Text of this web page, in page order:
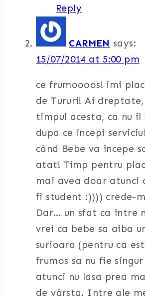
Reply
CARMEN says:
15/07/2014 at 5:00 pm
ce frumoooos! imi
de Tururi! Ai
timpul acesta, ca nu il
dupa ce incepi
când Bebe va începe
atat! Timp pentru
mai avea doar atunci
fi student :)))) crede-
Dar… un sfat ca între
vrei ca bebe sa aiba
surioara (pentru ca
frumos sa nu fie
atunci nu lasa prea
de vârsta. Intre ale